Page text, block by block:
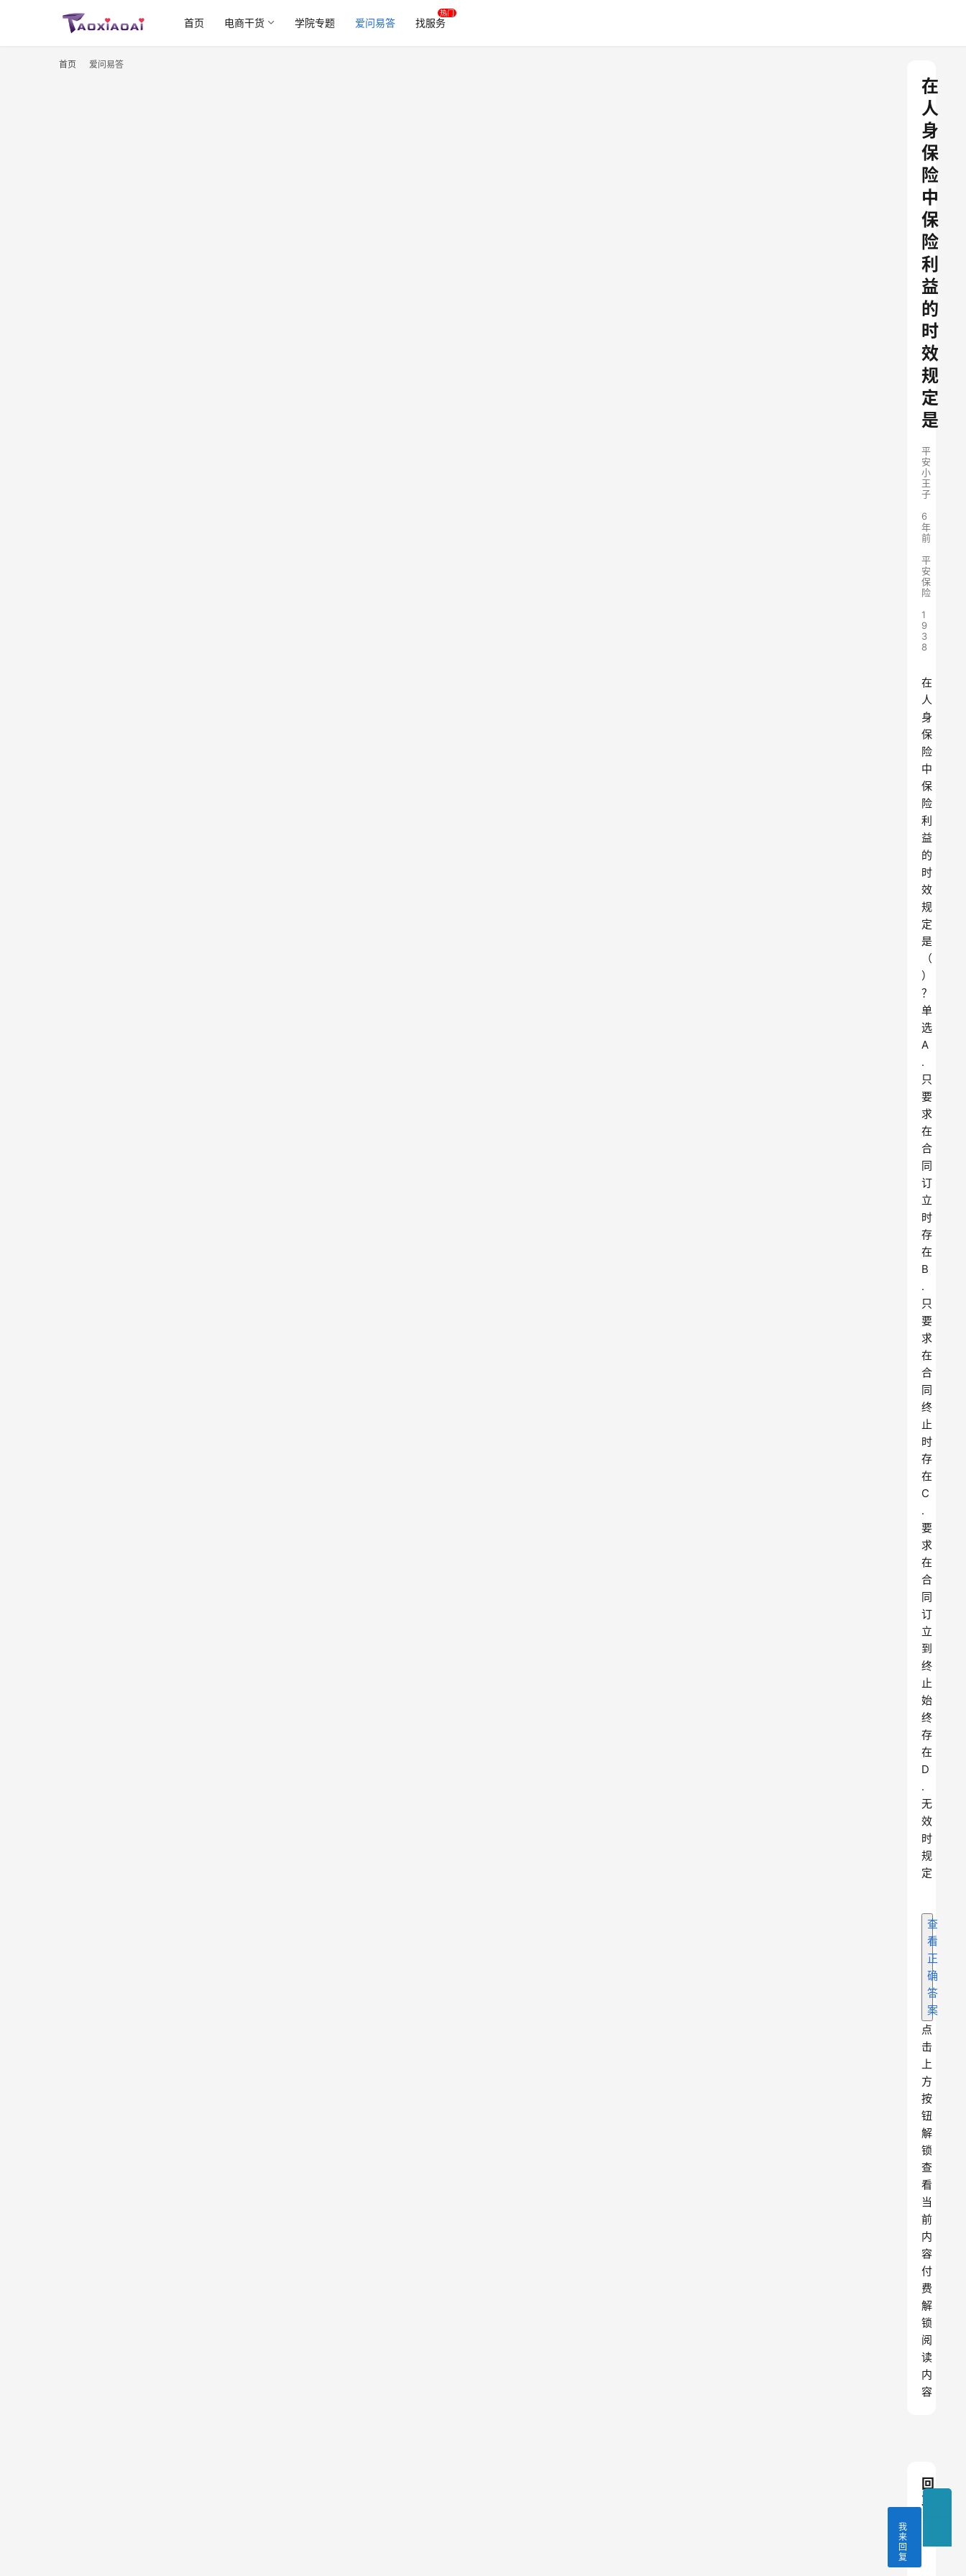
首页 电商干货 学院专题 爱问易答 找服务
首页 爱问易答
在
人
身
保
险
中
保
险
利
益
的
时
效
规
定
是
平
安
小
王
子
6
年
前
平
安
保
险
1
9
3
8
在
人
身
保
险
中
保
险
利
益
的
时
效
规
定
是
（
）
？
单
选
A
.
只
要
求
在
合
同
订
立
时
存
在
B
.
只
要
求
在
合
同
终
止
时
存
在
C
.
要
求
在
合
同
订
立
到
终
止
始
终
存
在
D
.
无
效
时
规
定
查
看
正
确
答
案
点
击
上
方
按
钮
解
锁
查
看
当
前
内
容
付
费
解
锁
阅
读
内
容
回
复
我
来
回
复